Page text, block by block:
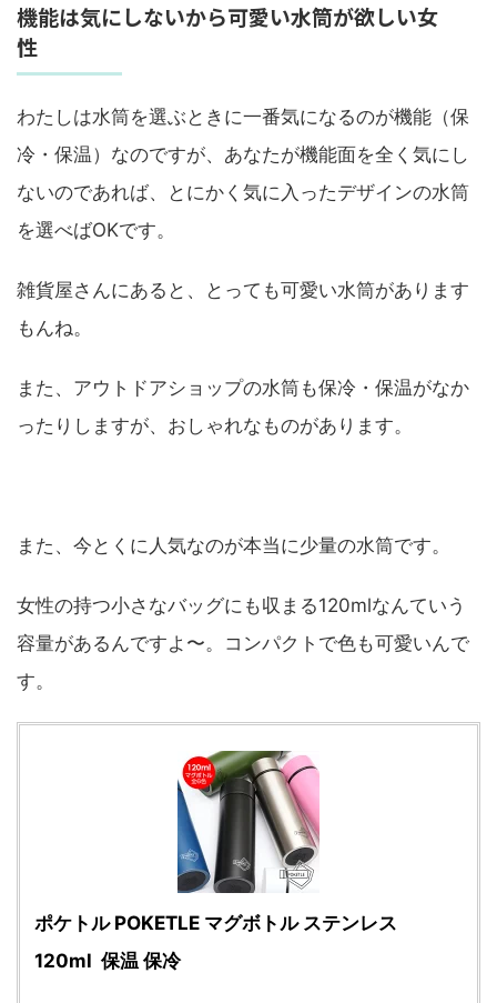
機能は気にしないから可愛い水筒が欲しい女
性
わたしは水筒を選ぶときに一番気になるのが機能（保
冷・保温）なのですが、あなたが機能面を全く気にし
ないのであれば、とにかく気に入ったデザインの水筒
を選べばOKです。
雑貨屋さんにあると、とっても可愛い水筒があります
もんね。
また、アウトドアショップの水筒も保冷・保温がなか
ったりしますが、おしゃれなものがあります。
また、今とくに人気なのが本当に少量の水筒です。
女性の持つ小さなバッグにも収まる120mlなんていう
容量があるんですよ〜。コンパクトで色も可愛いんで
す。
ポケトル POKETLE マグボトル ステンレス
120ml 保温 保冷